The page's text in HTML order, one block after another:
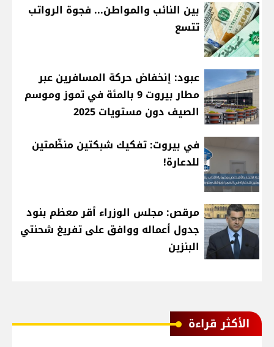
بين النائب والمواطن... فجوة الرواتب
تتسع
عبود: إنخفاض حركة المسافرين عبر
مطار بيروت 9 بالمئة في تموز وموسم
الصيف دون مستويات 2025
في بيروت: تفكيك شبكتين منظّمتين
للدعارة!
مرقص: مجلس الوزراء أقر معظم بنود
جدول أعماله ووافق على تفريغ شحنتي
البنزين
الأكثر قراءة